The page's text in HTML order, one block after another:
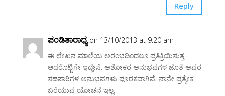
Reply
ಪಂಡಿತಾರಾಧ್ಯ on 13/10/2013 at 9:20 am
ಈ ಲೇಖನ ಮಾಲೆಯ ಅರಂಭದಿಂದಲೂ ಪ್ರತಿಕ್ರಿಯಿಸುತ್ತ
ಆದರೊಟ್ಟಿಗೇ ಇದ್ದೇನೆ. ಅಶೋಕರ ಅನುಭವಗಳ ಜೊತೆ ಅವರ
ಸಹಪಾಠಿಗಳ ಅನುಭವಗಳು ಪೂರಕವಾಗಿವೆ. ನಾನೇ ಪ್ರತ್ಯೇಕ
ಬರೆಯುವ ಯೋಚನೆ ಇಲ್ಲ.